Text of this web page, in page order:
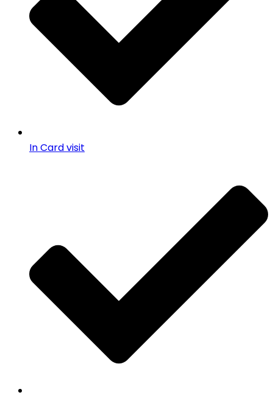
In Card visit